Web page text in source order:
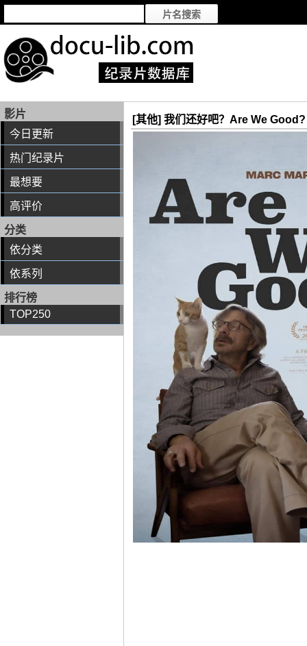
影片
今日更新
热门纪录片
最想要
高评价
分类
依分类
依系列
排行榜
TOP250
[其他] 我们还好吧？Are We